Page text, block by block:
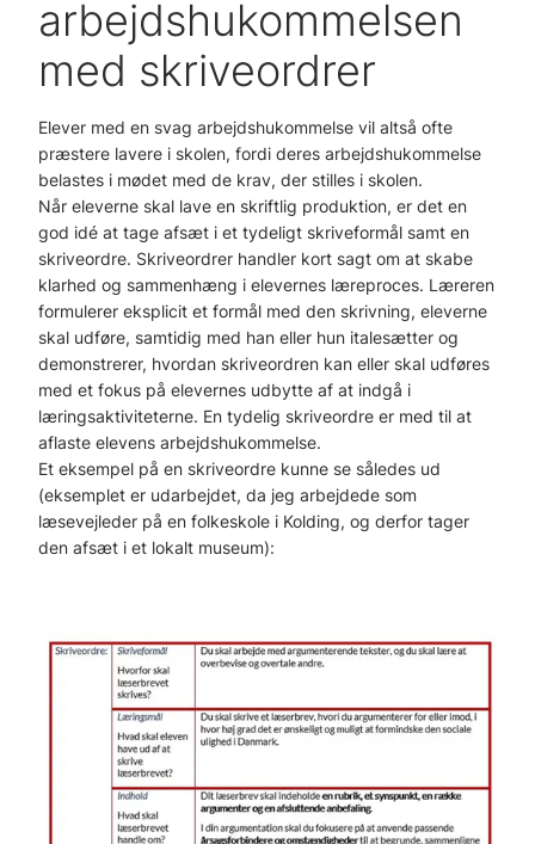
arbejdshukommelsen
med skriveordrer
Elever med en svag arbejdshukommelse vil altså ofte
præstere lavere i skolen, fordi deres arbejdshukommelse
belastes i mødet med de krav, der stilles i skolen.
Når eleverne skal lave en skriftlig produktion, er det en
god idé at tage afsæt i et tydeligt skriveformål samt en
skriveordre. Skriveordrer handler kort sagt om at skabe
klarhed og sammenhæng i elevernes læreproces. Læreren
formulerer eksplicit et formål med den skrivning, eleverne
skal udføre, samtidig med han eller hun italesætter og
demonstrerer, hvordan skriveordren kan eller skal udføres
med et fokus på elevernes udbytte af at indgå i
læringsaktiviteterne. En tydelig skriveordre er med til at
aflaste elevens arbejdshukommelse.
Et eksempel på en skriveordre kunne se således ud
(eksemplet er udarbejdet, da jeg arbejdede som
læsevejleder på en folkeskole i Kolding, og derfor tager
den afsæt i et lokalt museum):